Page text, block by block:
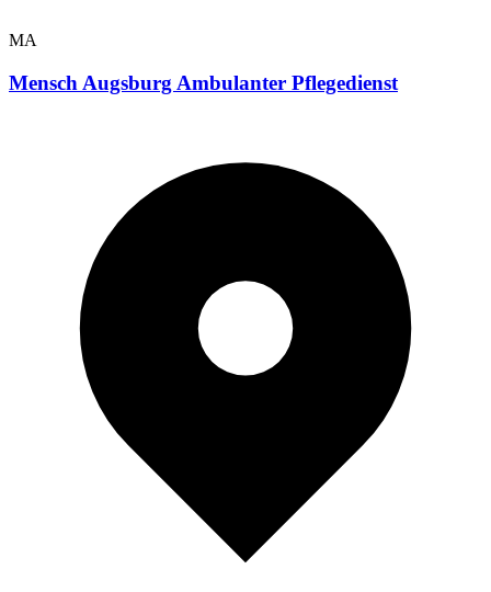
MA
Mensch Augsburg Ambulanter Pflegedienst